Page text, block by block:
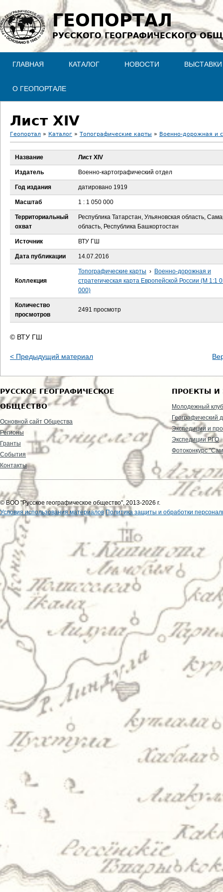
Jump to navigation
ГЕОПОРТАЛ
РУССКОГО ГЕОГРАФИЧЕСКОГО
ГЛАВНАЯ КАТАЛОГ НОВОСТИ ВЫСТАВКИ
О ГЕОПОРТАЛЕ
Лист XIV
В
ы
д
е
с
ь
Геопортал » Каталог » Топографические карты » Военно-дорожная и
Название Лист XIV
Издатель Военно-картографический отдел
Год издания датировано 1919
Масштаб 1 : 1 050 000
Территориальный
охват
Республика Татарстан, Ульяновская область,
область, Республика Башкортостан
Источник ВТУ ГШ
Дата публикации 14.07.2016
Коллекция
Топографические карты › Военно-дорожная и
стратегическая карта Европейской России (М 1:1
000)
Количество
просмотров
2491 просмотр
© ВТУ ГШ
< Предыдущий материал
РУССКОЕ ГЕОГРАФИЧЕСКОЕ
ОБЩЕСТВО
Основной сайт Общества
Регионы
Гранты
События
Контакты
ПРОЕКТЫ И
Молодежный клуб
Географический
Экспедиции и
Экспедиции РГО
Фотоконкурс
© ВОО "Русское географическое общество", 2013-2026 г.
Условия использования материалов Политика защиты и обработки